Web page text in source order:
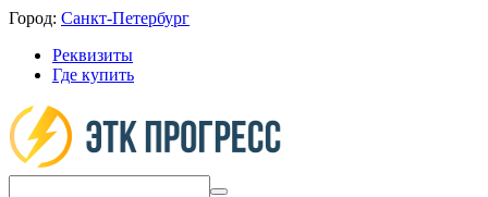
Город: Санкт-Петербург
Реквизиты
Где купить